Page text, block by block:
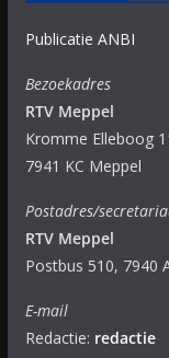
Publicatie ANBI
Bezoekadres
RTV Meppel
Kromme Elleboog
7941 KC Meppel
Postadres/
RTV Meppel
Postbus 510, 7940
E-mail
Redactie: redactie